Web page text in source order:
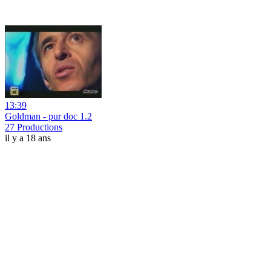
13:39
Goldman - pur doc 1.2
27 Productions
il y a 18 ans